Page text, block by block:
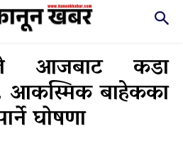
आजबाट कडा
आकस्मिक बाहेकका
घोषणा